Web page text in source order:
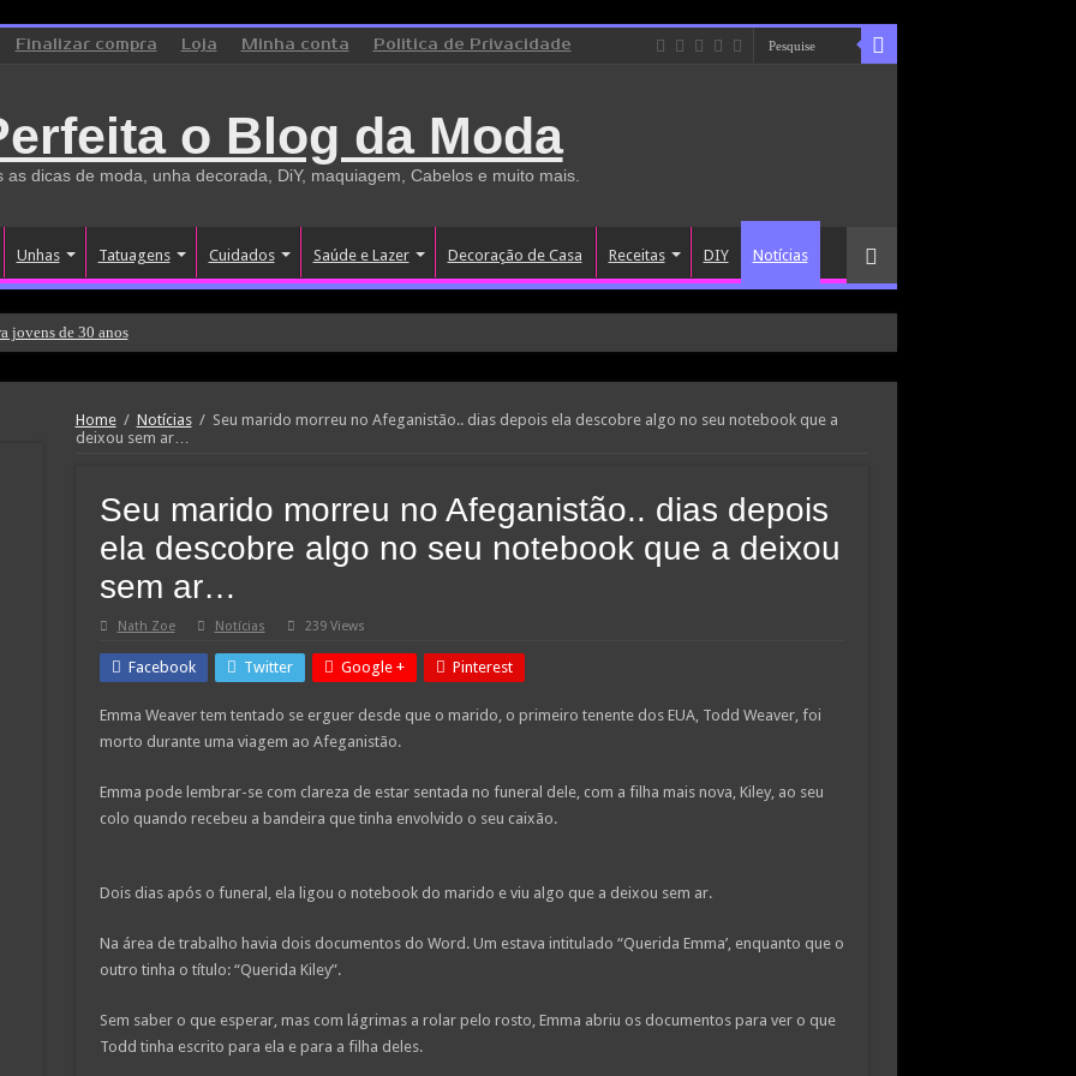
Finalizar compra Loja Minha conta Politica de Privacidade
o Blog da Moda
as dicas de moda, unha decorada, DiY, maquiagem, Cabelos e muito mais.
Unhas Tatuagens Cuidados Saúde e Lazer Decoração de Casa Receitas DIY Notícias
jovens de 30 anos
Home / Notícias / Seu marido morreu no Afeganistão.. dias depois ela descobre algo no seu notebook que a
deixou sem ar…
Seu marido morreu no Afeganistão.. dias depois
ela descobre algo no seu notebook que a deixou
sem ar…
Nath Zoe Notícias 239 Views
Facebook Twitter Google + Pinterest
Emma Weaver tem tentado se erguer desde que o marido, o primeiro tenente dos EUA, Todd Weaver, foi
morto durante uma viagem ao Afeganistão.
Emma pode lembrar-se com clareza de estar sentada no funeral dele, com a filha mais nova, Kiley, ao seu
colo quando recebeu a bandeira que tinha envolvido o seu caixão.
Dois dias após o funeral, ela ligou o notebook do marido e viu algo que a deixou sem ar.
Na área de trabalho havia dois documentos do Word. Um estava intitulado “Querida Emma’, enquanto que o
outro tinha o título: “Querida Kiley”.
Sem saber o que esperar, mas com lágrimas a rolar pelo rosto, Emma abriu os documentos para ver o que
Todd tinha escrito para ela e para a filha deles.